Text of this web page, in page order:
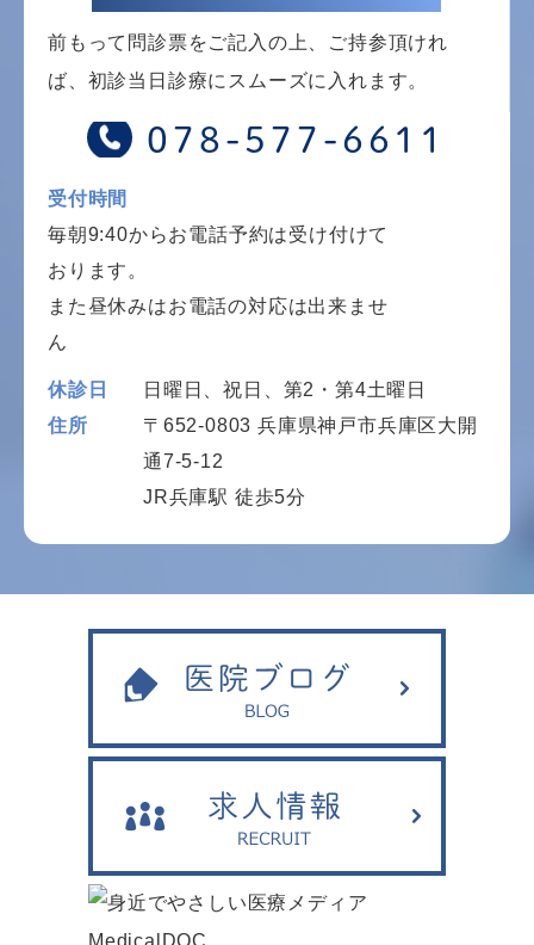
前もって問診票をご記入の上、ご持参頂けれ
ば、初診当日診療にスムーズに入れます。
078-577-6611
受付時間
毎朝9:40からお電話予約は受け付けて
おります。
また昼休みはお電話の対応は出来ませ
ん
休診日
日曜日、祝日、第2・第4土曜日
住所
〒652-0803 兵庫県神戸市兵庫区大開
通7-5-12
JR兵庫駅 徒歩5分